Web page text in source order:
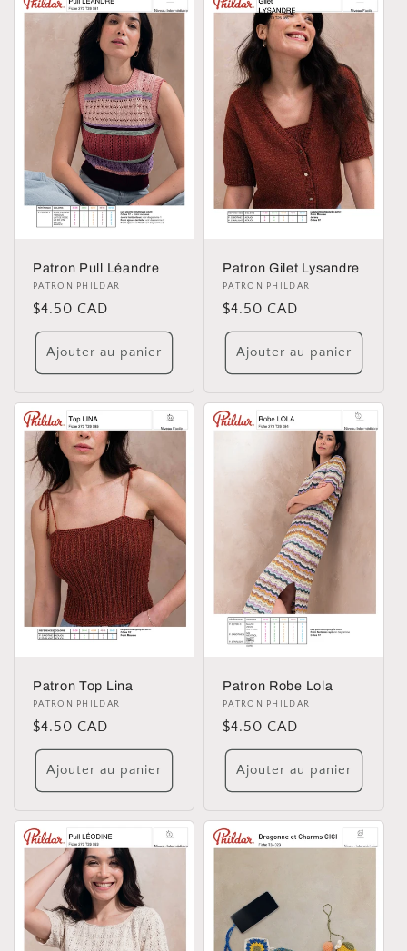
Patron Pull Léandre
Distributeur :
PATRON PHILDAR
Prix
habituel
$4.50 CAD
Ajouter au panier
Patron Gilet Lysandre
Distributeur :
PATRON PHILDAR
Prix
habituel
$4.50 CAD
Ajouter au panier
Patron Top Lina
Distributeur :
PATRON PHILDAR
Prix
habituel
$4.50 CAD
Ajouter au panier
Patron Robe Lola
Distributeur :
PATRON PHILDAR
Prix
habituel
$4.50 CAD
Ajouter au panier